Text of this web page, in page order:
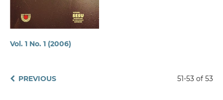
Vol. 1 No. 1 (2006)
PREVIOUS 51-53 of 53